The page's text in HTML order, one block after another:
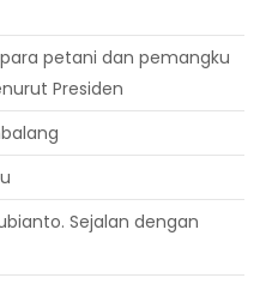
para petani dan pemangku
Presiden
Sejalan dengan